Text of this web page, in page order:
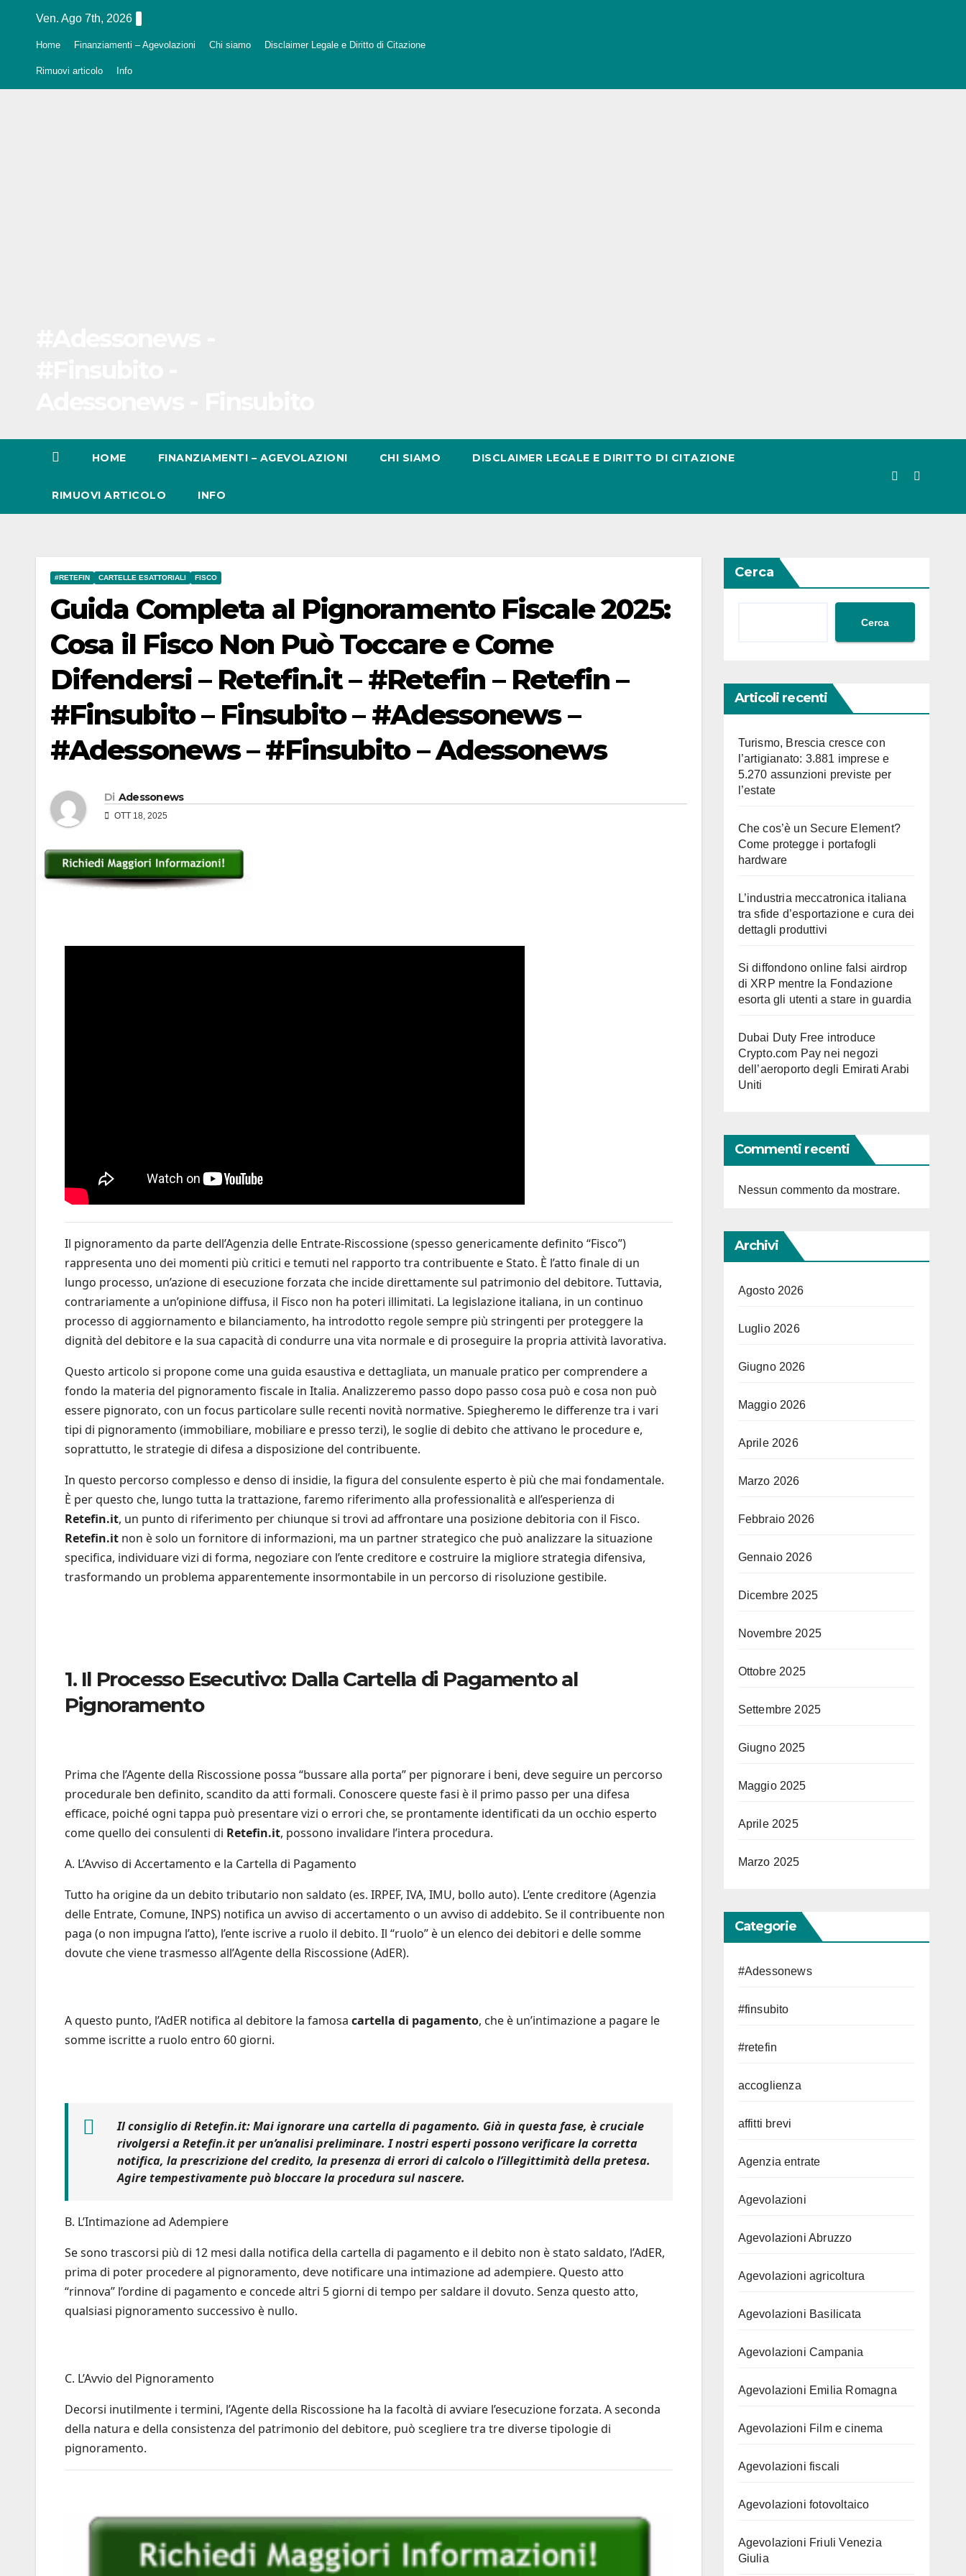
Ven. Ago 7th, 2026
Home Finanziamenti – Agevolazioni Chi siamo Disclaimer Legale e Diritto di Citazione
Rimuovi articolo Info
HOME FINANZIAMENTI – AGEVOLAZIONI CHI SIAMO DISCLAIMER LEGALE E DIRITTO DI CITAZIONE
RIMUOVI ARTICOLO INFO
#RETEFIN CARTELLE ESATTORIALI FISCO
Guida Completa al Pignoramento Fiscale 2025:
Cosa il Fisco Non Può Toccare e Come
Difendersi – Retefin.it – #Retefin – Retefin –
#Finsubito – Finsubito – #Adessonews –
#Adessonews – #Finsubito – Adessonews
Di Adessonews
OTT 18, 2025
Il pignoramento da parte dell’Agenzia delle Entrate-Riscossione (spesso genericamente definito “Fisco”)
rappresenta uno dei momenti più critici e temuti nel rapporto tra contribuente e Stato. È l’atto finale di un
lungo processo, un’azione di esecuzione forzata che incide direttamente sul patrimonio del debitore. Tuttavia,
contrariamente a un’opinione diffusa, il Fisco non ha poteri illimitati. La legislazione italiana, in un continuo
processo di aggiornamento e bilanciamento, ha introdotto regole sempre più stringenti per proteggere la
dignità del debitore e la sua capacità di condurre una vita normale e di proseguire la propria attività lavorativa.
Questo articolo si propone come una guida esaustiva e dettagliata, un manuale pratico per comprendere a
fondo la materia del pignoramento fiscale in Italia. Analizzeremo passo dopo passo cosa può e cosa non può
essere pignorato, con un focus particolare sulle recenti novità normative. Spiegheremo le differenze tra i vari
tipi di pignoramento (immobiliare, mobiliare e presso terzi), le soglie di debito che attivano le procedure e,
soprattutto, le strategie di difesa a disposizione del contribuente.
In questo percorso complesso e denso di insidie, la figura del consulente esperto è più che mai fondamentale.
È per questo che, lungo tutta la trattazione, faremo riferimento alla professionalità e all’esperienza di
Retefin.it, un punto di riferimento per chiunque si trovi ad affrontare una posizione debitoria con il Fisco.
Retefin.it non è solo un fornitore di informazioni, ma un partner strategico che può analizzare la situazione
specifica, individuare vizi di forma, negoziare con l’ente creditore e costruire la migliore strategia difensiva,
trasformando un problema apparentemente insormontabile in un percorso di risoluzione gestibile.
1. Il Processo Esecutivo: Dalla Cartella di Pagamento al
Pignoramento
Prima che l’Agente della Riscossione possa “bussare alla porta” per pignorare i beni, deve seguire un percorso
procedurale ben definito, scandito da atti formali. Conoscere queste fasi è il primo passo per una difesa
efficace, poiché ogni tappa può presentare vizi o errori che, se prontamente identificati da un occhio esperto
come quello dei consulenti di Retefin.it, possono invalidare l’intera procedura.
A. L’Avviso di Accertamento e la Cartella di Pagamento
Tutto ha origine da un debito tributario non saldato (es. IRPEF, IVA, IMU, bollo auto). L’ente creditore (Agenzia
delle Entrate, Comune, INPS) notifica un avviso di accertamento o un avviso di addebito. Se il contribuente non
paga (o non impugna l’atto), l’ente iscrive a ruolo il debito. Il “ruolo” è un elenco dei debitori e delle somme
dovute che viene trasmesso all’Agente della Riscossione (AdER).
A questo punto, l’AdER notifica al debitore la famosa cartella di pagamento, che è un’intimazione a pagare le
somme iscritte a ruolo entro 60 giorni.
Il consiglio di Retefin.it:Mai ignorare una cartella di pagamento. Già in questa fase, è cruciale
rivolgersi aRetefin.itper un’analisi preliminare. I nostri esperti possono verificare la corretta
notifica, la prescrizione del credito, la presenza di errori di calcolo o l’illegittimità della pretesa.
Agire tempestivamente può bloccare la procedura sul nascere.
B. L’Intimazione ad Adempiere
Se sono trascorsi più di 12 mesi dalla notifica della cartella di pagamento e il debito non è stato saldato, l’AdER,
prima di poter procedere al pignoramento, deve notificare una intimazione ad adempiere. Questo atto
“rinnova” l’ordine di pagamento e concede altri 5 giorni di tempo per saldare il dovuto. Senza questo atto,
qualsiasi pignoramento successivo è nullo.
C. L’Avvio del Pignoramento
Decorsi inutilmente i termini, l’Agente della Riscossione ha la facoltà di avviare l’esecuzione forzata. A seconda
della natura e della consistenza del patrimonio del debitore, può scegliere tra tre diverse tipologie di
pignoramento.
Cerca
Cerca
Articoli recenti
Turismo, Brescia cresce con
l’artigianato: 3.881 imprese e
5.270 assunzioni previste per
l’estate
Che cos’è un Secure Element?
Come protegge i portafogli
hardware
L’industria meccatronica italiana
tra sfide d’esportazione e cura dei
dettagli produttivi
Si diffondono online falsi airdrop
di XRP mentre la Fondazione
esorta gli utenti a stare in guardia
Dubai Duty Free introduce
Crypto.com Pay nei negozi
dell’aeroporto degli Emirati Arabi
Uniti
Commenti recenti
Nessun commento da mostrare.
Archivi
Agosto 2026
Luglio 2026
Giugno 2026
Maggio 2026
Aprile 2026
Marzo 2026
Febbraio 2026
Gennaio 2026
Dicembre 2025
Novembre 2025
Ottobre 2025
Settembre 2025
Giugno 2025
Maggio 2025
Aprile 2025
Marzo 2025
Categorie
#Adessonews
#finsubito
#retefin
accoglienza
affitti brevi
Agenzia entrate
Agevolazioni
Agevolazioni Abruzzo
Agevolazioni agricoltura
Agevolazioni Basilicata
Agevolazioni Campania
Agevolazioni Emilia Romagna
Agevolazioni Film e cinema
Agevolazioni fiscali
Agevolazioni fotovoltaico
Agevolazioni Friuli Venezia
Giulia